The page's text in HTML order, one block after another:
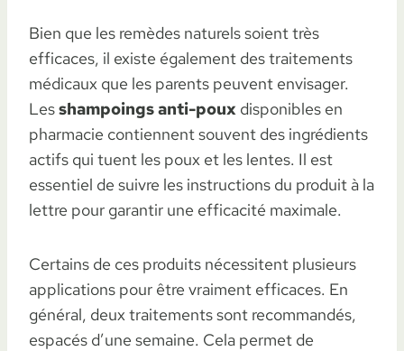
Bien que les remèdes naturels soient très
efficaces, il existe également des traitements
médicaux que les parents peuvent envisager.
Lesshampoings anti-poux disponibles en
pharmacie contiennent souvent des ingrédients
actifs qui tuent les poux et les lentes. Il est
essentiel de suivre les instructions du produit à la
lettre pour garantir une efficacité maximale.
Certains de ces produits nécessitent plusieurs
applications pour être vraiment efficaces. En
général, deux traitements sont recommandés,
espacés d’une semaine. Cela permet de